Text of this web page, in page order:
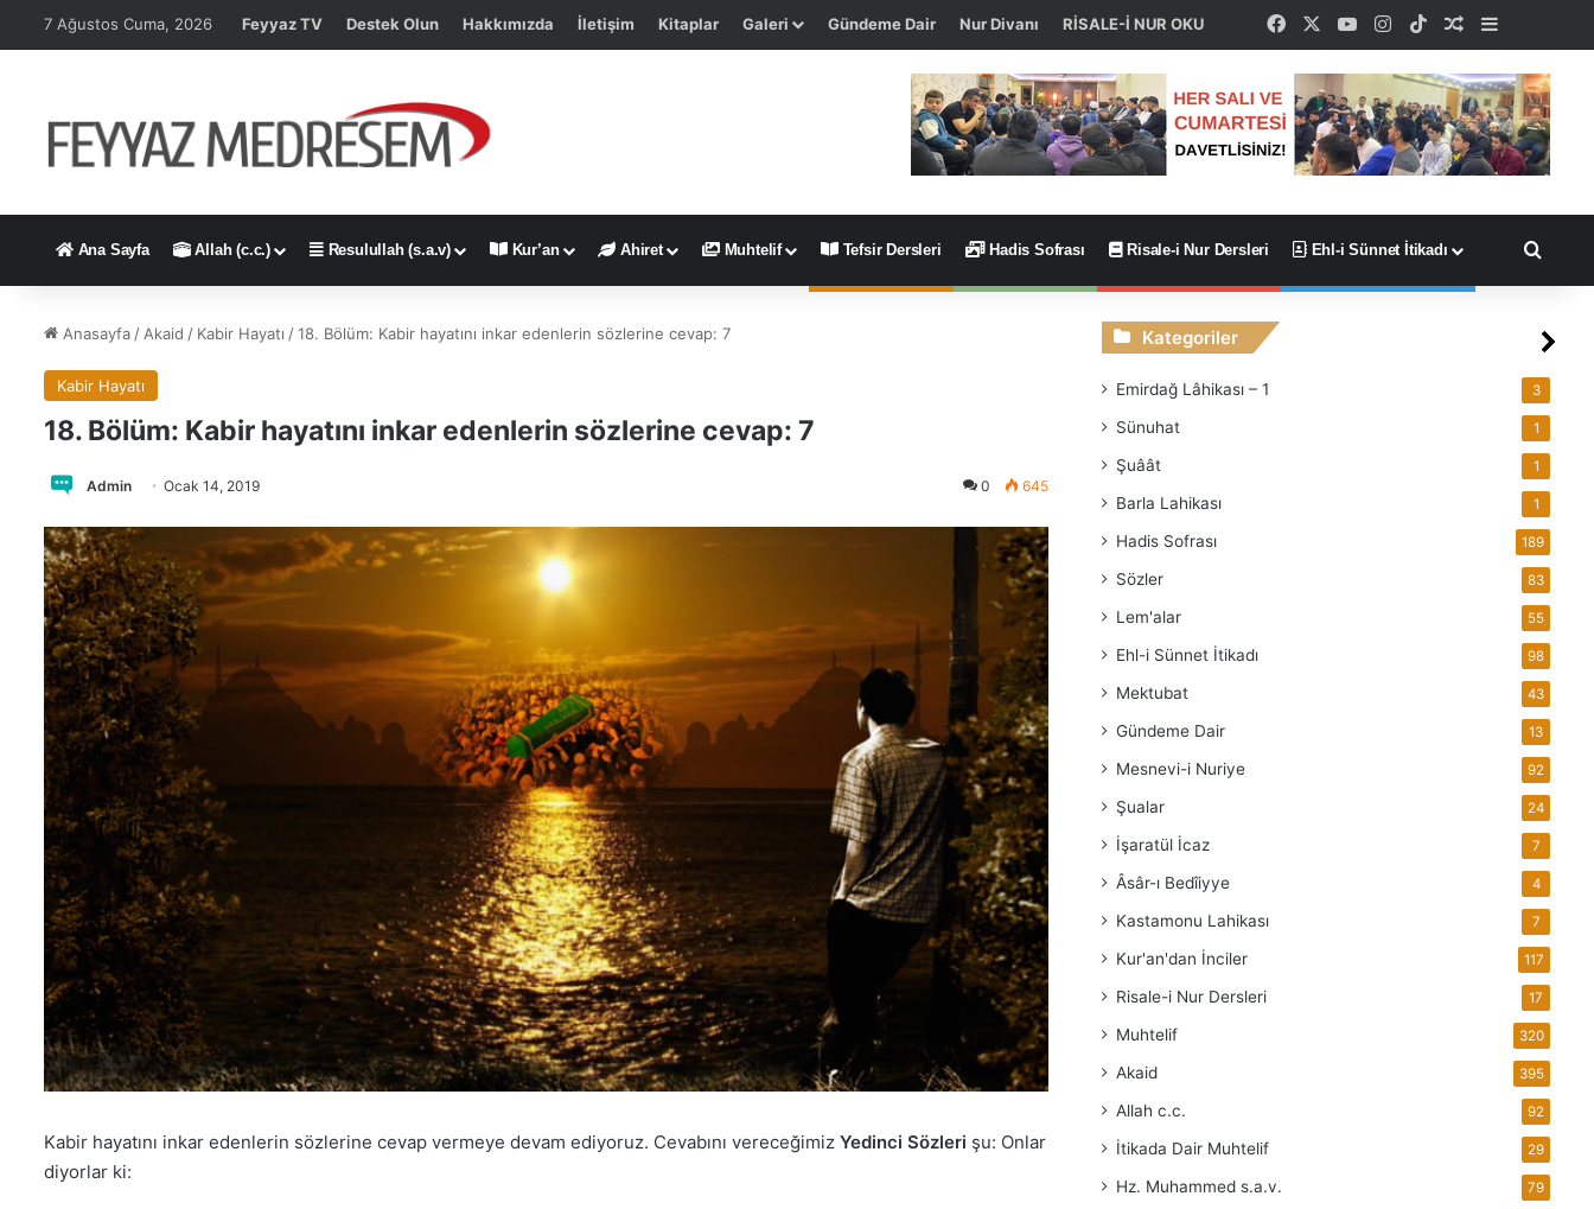
7 Ağustos Cuma, 2026 Feyyaz TV Destek Olun Hakkımızda İletişim Kitaplar Galeri Gündeme Dair Nur Divanı RİSALE-İ NUR OKU Facebook YouTubeInstagram
TikTokRastgele
Ana Sayfa Allah (c.c.) Resulullah (s.a.v) Kur’an Ahiret Muhtelif Tefsir Dersleri Hadis Sofrası Risale-i Nur Dersleri Ehl-i Sünnet İtikadı
Anasayfa/Akaid / Kabir Hayatı /18. Bölüm: Kabir hayatını inkar edenlerin sözlerine cevap: 7
Kabir Hayatı
18. Bölüm: Kabir hayatını inkar edenlerin sözlerine cevap: 7
Admin Ocak 14, 2019 0 645
Kabir hayatını inkar edenlerin sözlerine cevap vermeye devam ediyoruz. Cevabını vereceğimiz Yedinci Sözleri şu: Onlar
diyorlar ki:
Kategoriler
Emirdağ Lâhikası – 1 3
Sünuhat 1
Şuâât 1
Barla Lahikası 1
Hadis Sofrası 189
Sözler 83
Lem'alar 55
Ehl-i Sünnet İtikadı 98
Mektubat 43
Gündeme Dair 13
Mesnevi-i Nuriye 92
Şualar 24
İşaratül İcaz 7
Âsâr-ı Bedîiyye 4
Kastamonu Lahikası 7
Kur'an'dan İnciler 117
Risale-i Nur Dersleri 17
Muhtelif 320
Akaid 395
Allah c.c. 92
İtikada Dair Muhtelif 29
Hz. Muhammed s.a.v. 79